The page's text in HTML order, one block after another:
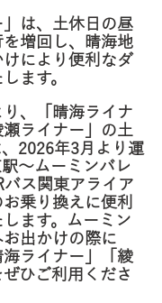
」は、土休日の昼
増回し、晴海地
により便利なダ
ます。
、「晴海ライナ
ライナー」の土
2026年3月より運
～ムーミンバレ
バス関東アライア
乗り換えに便利
ます。ムーミン
出かけの際に
ライナー」「綾
ひご利用くださ